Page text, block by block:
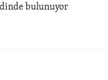
bulunuyor